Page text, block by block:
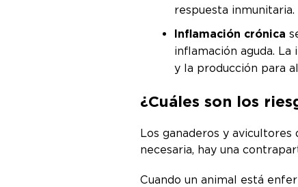
respuesta inmunitaria.
Inflamación crónica
inflamación aguda.
y la producción para
¿Cuáles son los
Los ganaderos y
necesaria, hay una
Cuando un animal está